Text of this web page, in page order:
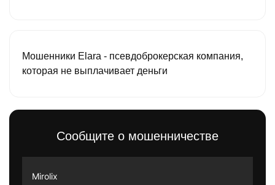
Мошенники Elara - псевдоброкерская компания,
которая не выплачивает деньги
Сообщите о мошенничестве